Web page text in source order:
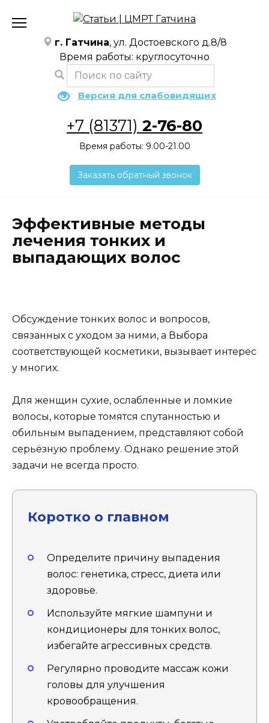
содержанию
г. Гатчина, ул. Достоевского д.8/8
Время работы: круглосуточно
Версия для слабовидящих
+7 (81371) 2-76-80
Время работы: 9.00-21.00
Заказать обратный звонок
Эффективные методы
лечения тонких и
выпадающих волос
Обсуждение тонких волос и вопросов,
связанных с уходом за ними, а Выбора
соответствующей косметики, вызывает интерес
у многих.
Для женщин сухие, ослабленные и ломкие
волосы, которые томятся спутанностью и
обильным выпадением, представляют собой
серьёзную проблему. Однако решение этой
задачи не всегда просто.
Коротко о главном
Определите причину выпадения
волос: генетика, стресс, диета или
здоровье.
Используйте мягкие шампуни и
кондиционеры для тонких волос,
избегайте агрессивных средств.
Регулярно проводите массаж кожи
головы для улучшения
кровообращения.